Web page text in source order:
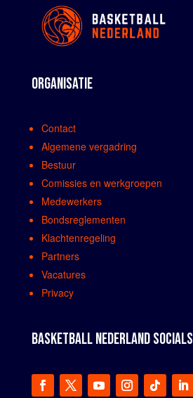
ORGANISATIE
Contact
Algemene vergadring
Bestuur
Comissies en werkgroepen
Medewerkers
Bondsreglementen
Klachtenregeling
Partners
Vacatures
Privacy
BASKETBALL NEDERLAND SOCIALS